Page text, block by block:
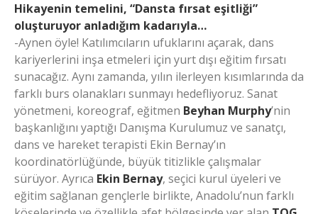
Hikayenin temelini, “Dansta fırsat eşitliği”
oluşturuyor anladığım kadarıyla…
-Aynen öyle! Katılımcıların ufuklarını açarak, dans
kariyerlerini inşa etmeleri için yurt dışı eğitim fırsatı
sunacağız. Aynı zamanda, yılın ilerleyen kısımlarında da
farklı burs olanakları sunmayı hedefliyoruz. Sanat
yönetmeni, koreograf, eğitmen Beyhan Murphy’nin
başkanlığını yaptığı Danışma Kurulumuz ve sanatçı,
dans ve hareket terapisti Ekin Bernay’ın
koordinatörlüğünde, büyük titizlikle çalışmalar
sürüyor. Ayrıca Ekin Bernay, seçici kurul üyeleri ve
eğitim sağlanan gençlerle birlikte, Anadolu’nun farklı